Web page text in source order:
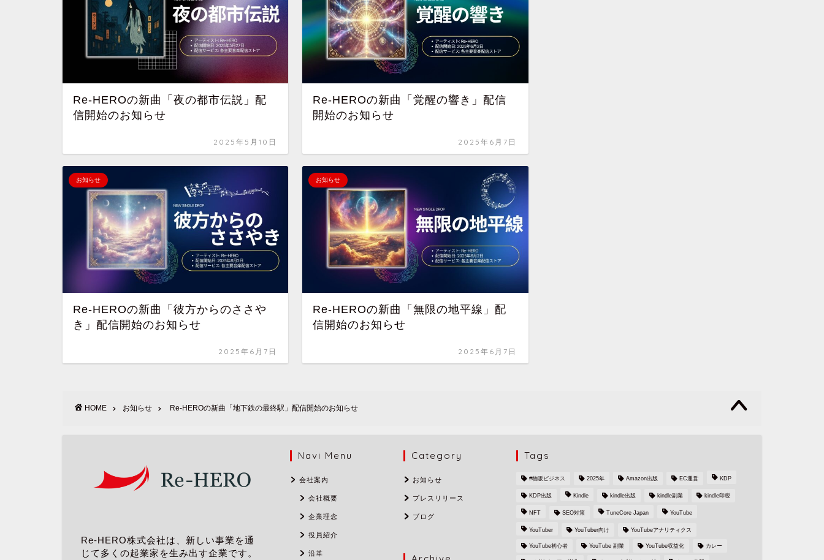
Re-HEROの新曲「夜の都市伝説」配
信開始のお知らせ
2025年5月10日
Re-HEROの新曲「覚醒の響き」配信
開始のお知らせ
2025年6月7日
お知らせ
Re-HEROの新曲「彼方からのささや
き」配信開始のお知らせ
2025年6月7日
お知らせ
Re-HEROの新曲「無限の地平線」配
信開始のお知らせ
2025年6月7日
HOME お知らせ Re-HEROの新曲「地下鉄の最終駅」配信開始のお知らせ
Re-HERO株式会社は、新しい事業を通
じて多くの起業家を生み出す企業です。
Navi Menu
会社案内
会社概要
企業理念
役員紹介
沿革
Category
お知らせ
プレスリリース
ブログ
Tags
#物販ビジネス 2025年 Amazon出版 EC運営 KDP
KDP出版 Kindle kindle出版 kindle副業 kindle印税
NFT SEO対策 TuneCore Japan YouTube
YouTuber YouTuber向け YouTubeアナリティクス
YouTube初心者 YouTube 副業 YouTube収益化 カレー